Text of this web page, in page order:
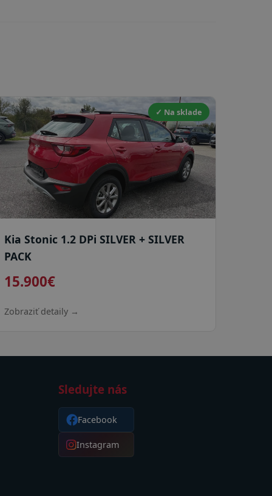
✓ Na sklade
Kia Stonic 1.2 DPi SILVER + SILVER
PACK
15.900€
Zobraziť detaily →
Sledujte nás
Facebook
Instagram